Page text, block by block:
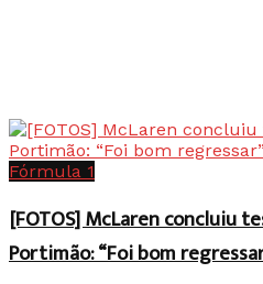
Fórmula 1
[FOTOS] McLaren concluiu
Portimão: “Foi bom